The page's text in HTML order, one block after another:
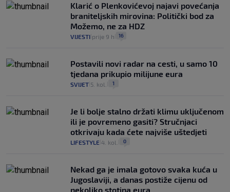
Klarić o Plenkovićevoj najavi povećanja
braniteljskih mirovina: Politički bod za
Možemo, ne za HDZ
VIJESTI prije 9 h 16
Postavili novi radar na cesti, u samo 10
tjedana prikupio milijune eura
SVIJET 5. kol. 1
Je li bolje stalno držati klimu uključenom
ili je povremeno gasiti? Stručnjaci
otkrivaju kada ćete najviše uštedjeti
LIFESTYLE 4. kol. 0
Nekad ga je imala gotovo svaka kuća u
Jugoslaviji, a danas postiže cijenu od
nekoliko stotina eura